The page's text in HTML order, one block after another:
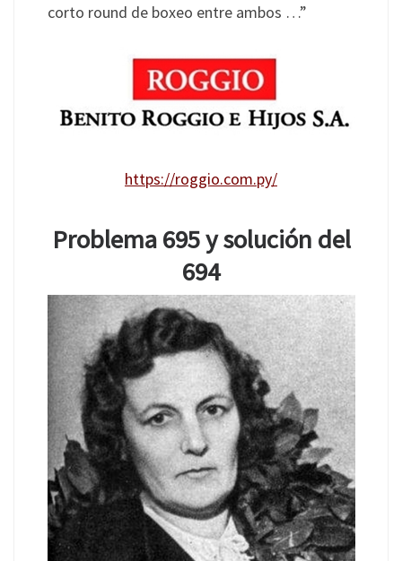
corto round de boxeo entre ambos …”
https://roggio.com.py/
Problema 695 y solución del
694